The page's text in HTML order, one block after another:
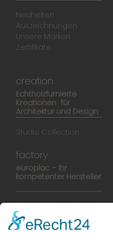
Neuheiten
Auszeichnungen
Unsere Marken
Zertifikate
creation
Echtholzfurnierte
Kreationen für
Architektur und Design
Studio Collection
factory
europlac – Ihr
kompetenter Hersteller
Hightech-Fertigung
Manufaktur